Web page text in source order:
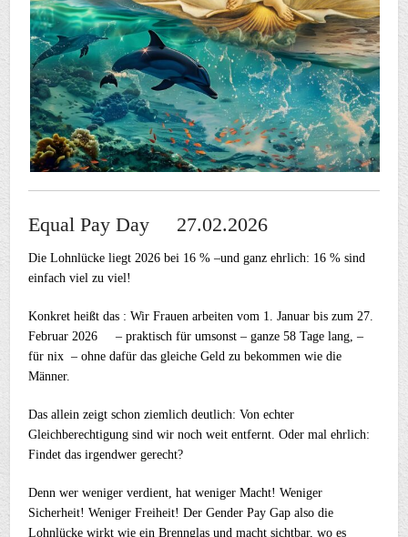
Equal Pay Day 27.02.2026
Die Lohnlücke liegt 2026 bei 16 % –und ganz ehrlich: 16 % sind
einfach viel zu viel!
Konkret heißt das : Wir Frauen arbeiten vom 1. Januar bis zum 27.
Februar 2026 – praktisch für umsonst – ganze 58 Tage lang, –
für nix – ohne dafür das gleiche Geld zu bekommen wie die
Männer.
Das allein zeigt schon ziemlich deutlich: Von echter
Gleichberechtigung sind wir noch weit entfernt. Oder mal ehrlich:
Findet das irgendwer gerecht?
Denn wer weniger verdient, hat weniger Macht! Weniger
Sicherheit! Weniger Freiheit! Der Gender Pay Gap also die
Lohnlücke wirkt wie ein Brennglas und macht sichtbar, wo es